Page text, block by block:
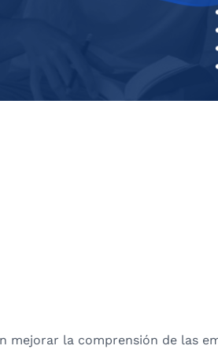
mejorar la comprensión de las